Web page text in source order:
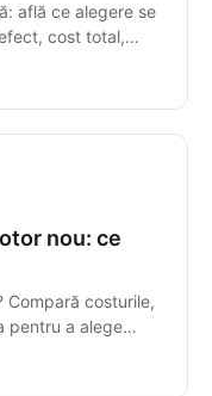
află ce alegere se
cost total,
nou: ce
Compară costurile,
pentru a alege